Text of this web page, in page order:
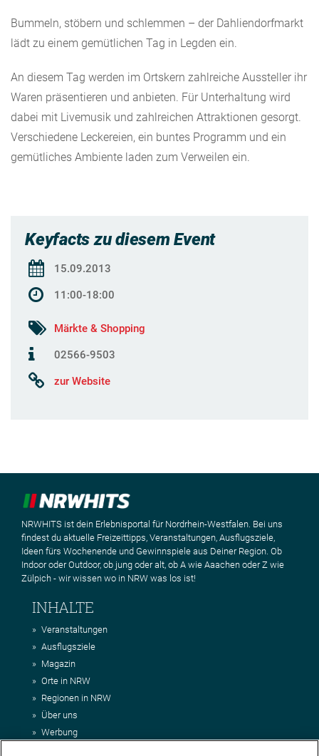
Bummeln, stöbern und schlemmen – der Dahliendorfmarkt
lädt zu einem gemütlichen Tag in Legden ein.
An diesem Tag werden im Ortskern zahlreiche Aussteller ihr
Waren präsentieren und anbieten. Für Unterhaltung wird
dabei mit Livemusik und zahlreichen Attraktionen gesorgt.
Verschiedene Leckereien, ein buntes Programm und ein
gemütliches Ambiente laden zum Verweilen ein.
Keyfacts zu diesem Event
15.09.2013
11:00-18:00
Märkte & Shopping
02566-9503
zur Website
NRWHITS ist dein Erlebnisportal für Nordrhein-Westfalen. Bei uns
findest du aktuelle Freizeittipps, Veranstaltungen, Ausflugsziele,
Ideen fürs Wochenende und Gewinnspiele aus Deiner Region. Ob
Indoor oder Outdoor, ob jung oder alt, ob A wie Aaachen oder Z wie
Zülpich - wir wissen wo in NRW was los ist!
INHALTE
Veranstaltungen
Ausflugsziele
Magazin
Orte in NRW
Regionen in NRW
Über uns
Werbung